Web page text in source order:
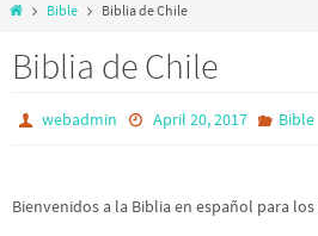
HomeBible Biblia de Chile
Biblia de Chile
webadmin April 20, 2017 Bible
Bienvenidos a la Biblia en español para